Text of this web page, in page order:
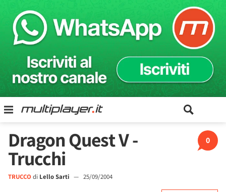
0
Dragon Quest V -
Trucchi
TRUCCO di Lello Sarti — 25/09/2004